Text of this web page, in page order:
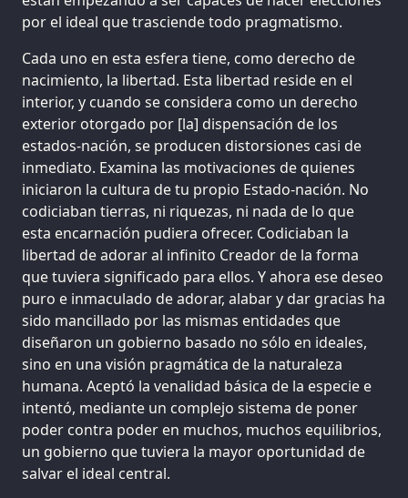
por el ideal que trasciende todo pragmatismo.
Cada uno en esta esfera tiene, como derecho de
nacimiento, la libertad. Esta libertad reside en el
interior, y cuando se considera como un derecho
exterior otorgado por [la] dispensación de los
estados-nación, se producen distorsiones casi de
inmediato. Examina las motivaciones de quienes
iniciaron la cultura de tu propio Estado-nación. No
codiciaban tierras, ni riquezas, ni nada de lo que
esta encarnación pudiera ofrecer. Codiciaban la
libertad de adorar al infinito Creador de la forma
que tuviera significado para ellos. Y ahora ese deseo
puro e inmaculado de adorar, alabar y dar gracias ha
sido mancillado por las mismas entidades que
diseñaron un gobierno basado no sólo en ideales,
sino en una visión pragmática de la naturaleza
humana. Aceptó la venalidad básica de la especie e
intentó, mediante un complejo sistema de poner
poder contra poder en muchos, muchos equilibrios,
un gobierno que tuviera la mayor oportunidad de
salvar el ideal central.